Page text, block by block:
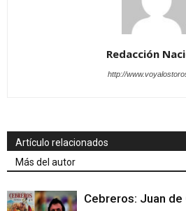
Redacción
http://
Artículo relacionados
Más del autor
Cebreros: Juan de